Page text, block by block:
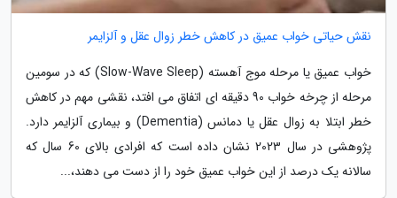
نقش حیاتی خواب عمیق در کاهش خطر زوال عقل و آلزایمر
خواب عمیق یا مرحله موج آهسته (Slow-Wave Sleep) که در سومین
مرحله از چرخه خواب 90 دقیقه ای اتفاق می افتد، نقشی مهم در کاهش
خطر ابتلا به زوال عقل یا دمانس (Dementia) و بیماری آلزایمر دارد.
پژوهشی در سال 2023 نشان داده است که افرادی بالای 60 سال که
سالانه یک درصد از این خواب عمیق خود را از دست می دهند،...